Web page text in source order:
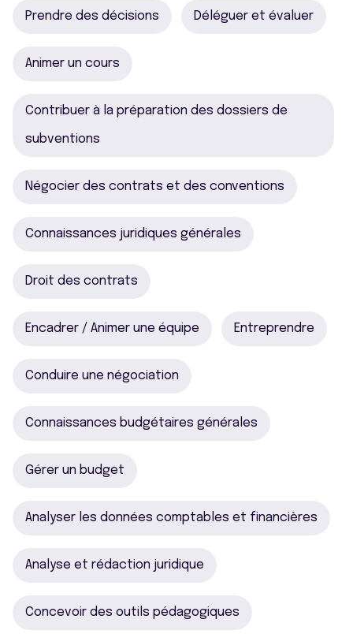
Prendre des décisions Déléguer et évaluer
Animer un cours
Contribuer à la préparation des dossiers de
subventions
Négocier des contrats et des conventions
Connaissances juridiques générales
Droit des contrats
Encadrer / Animer une équipe Entreprendre
Conduire une négociation
Connaissances budgétaires générales
Gérer un budget
Analyser les données comptables et financières
Analyse et rédaction juridique
Concevoir des outils pédagogiques